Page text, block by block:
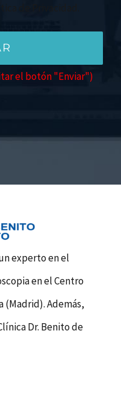
el botón "Enviar")
experto en el
en el Centro
(Madrid). Además,
Dr. Benito de